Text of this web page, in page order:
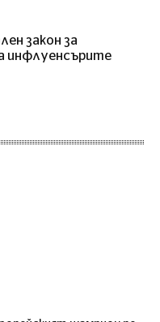
закон за
инфлуенсърите